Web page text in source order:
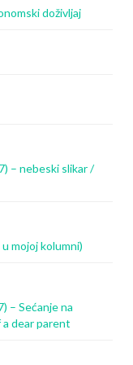
doživljaj
– nebeski slikar /
mojoj kolumni)
– Sećanje na
dear parent